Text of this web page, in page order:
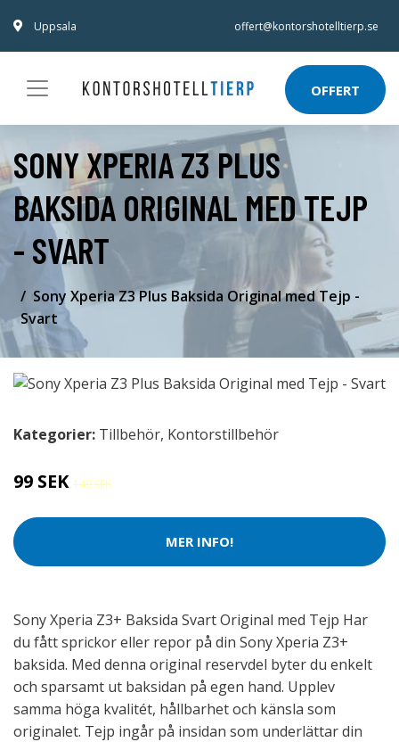
Uppsala offert@kontorshotelltierp.se
OFFERT
SONY XPERIA Z3 PLUS
BAKSIDA ORIGINAL MED TEJP
- SVART
Sony Xperia Z3 Plus Baksida Original med Tejp -
Svart
Kategorier: Tillbehör, Kontorstillbehör
99 SEK 149 SEK
MER INFO!
Sony Xperia Z3+ Baksida Svart Original med Tejp Har
du fått sprickor eller repor på din Sony Xperia Z3+
baksida. Med denna original reservdel byter du enkelt
och sparsamt ut baksidan på egen hand. Upplev
samma höga kvalitét, hållbarhet och känsla som
originalet. Tejp ingår på insidan som underlättar din